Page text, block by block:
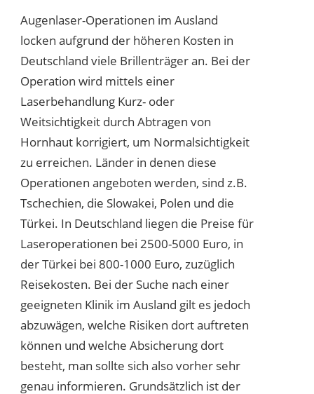
Augenlaser-Operationen im Ausland
locken aufgrund der höheren Kosten in
Deutschland viele Brillenträger an. Bei der
Operation wird mittels einer
Laserbehandlung Kurz- oder
Weitsichtigkeit durch Abtragen von
Hornhaut korrigiert, um Normalsichtigkeit
zu erreichen. Länder in denen diese
Operationen angeboten werden, sind z.B.
Tschechien, die Slowakei, Polen und die
Türkei. In Deutschland liegen die Preise für
Laseroperationen bei 2500-5000 Euro, in
der Türkei bei 800-1000 Euro, zuzüglich
Reisekosten. Bei der Suche nach einer
geeigneten Klinik im Ausland gilt es jedoch
abzuwägen, welche Risiken dort auftreten
können und welche Absicherung dort
besteht, man sollte sich also vorher sehr
genau informieren. Grundsätzlich ist der